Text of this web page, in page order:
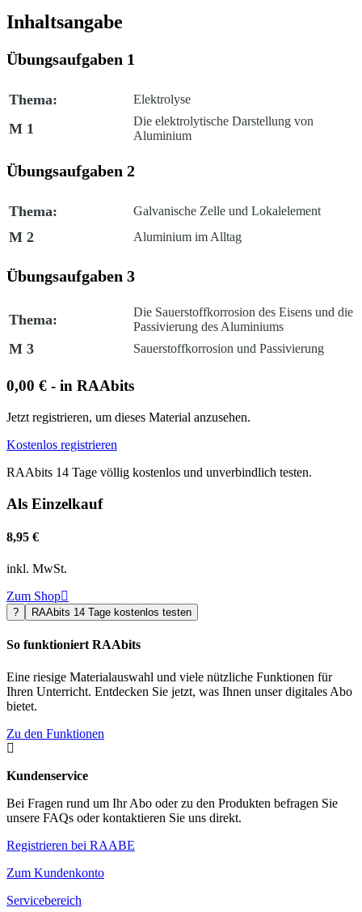
Inhaltsangabe
Übungsaufgaben 1
Thema: Elektrolyse
M 1
Die elektrolytische Darstellung von
Aluminium
Übungsaufgaben 2
Thema: Galvanische Zelle und Lokalelement
M 2 Aluminium im Alltag
Übungsaufgaben 3
Thema:
Die Sauerstoffkorrosion des Eisens und die
Passivierung des Aluminiums
M 3 Sauerstoffkorrosion und Passivierung
0,00 € - in RAAbits
Jetzt registrieren, um dieses Material anzusehen.
Kostenlos registrieren
RAAbits 14 Tage völlig kostenlos und unverbindlich testen.
Als Einzelkauf
8,95 €
inkl. MwSt.
Zum Shop
? RAAbits 14 Tage kostenlos testen
So funktioniert RAAbits
Eine riesige Materialauswahl und viele nützliche Funktionen für
Ihren Unterricht. Entdecken Sie jetzt, was Ihnen unser digitales Abo
bietet.
Zu den Funktionen

Kundenservice
Bei Fragen rund um Ihr Abo oder zu den Produkten befragen Sie
unsere FAQs oder kontaktieren Sie uns direkt.
Registrieren bei RAABE
Zum Kundenkonto
Servicebereich